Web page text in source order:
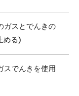
ガスとでんきの
める)
スでんきを使用